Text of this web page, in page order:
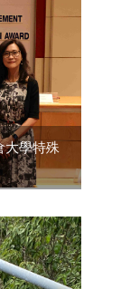
大學特殊